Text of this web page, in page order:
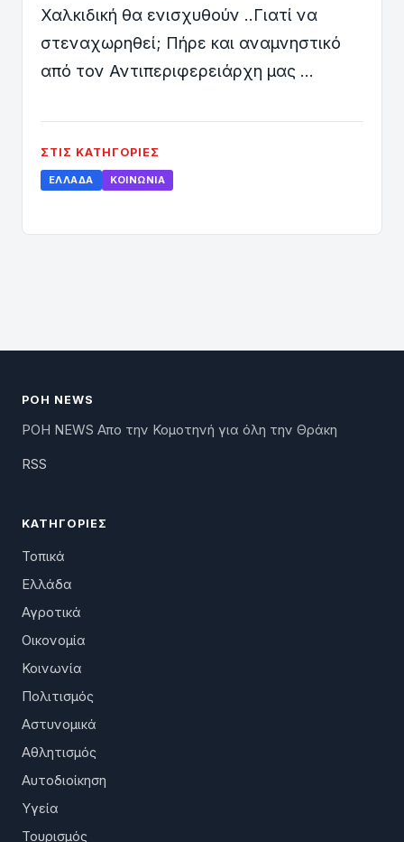
Χαλκιδική θα ενισχυθούν ..Γιατί να
στεναχωρηθεί; Πήρε και αναμνηστικό
από τον Αντιπεριφερειάρχη μας …
ΣΤΙΣ ΚΑΤΗΓΟΡΊΕΣ
ΕΛΛΆΔΑ ΚΟΙΝΩΝΊΑ
ΡΟΗ NEWS
ΡΟΗ NEWS Απο την Κομοτηνή για όλη την Θράκη
RSS
ΚΑΤΗΓΟΡΊΕΣ
Τοπικά
Ελλάδα
Αγροτικά
Οικονομία
Κοινωνία
Πολιτισμός
Αστυνομικά
Αθλητισμός
Αυτοδιοίκηση
Υγεία
Τουρισμός